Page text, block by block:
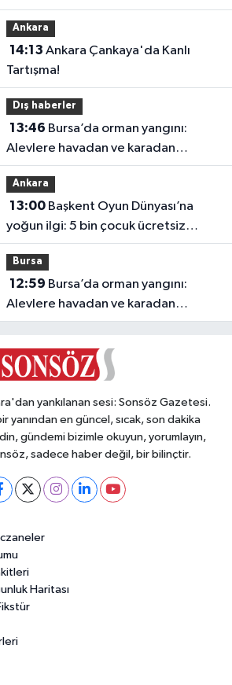
Ankara
14:13
Tartışma!
Dış haberler
13:46
Alevlere havadan ve karadan
müdahale
Ankara
13:00Başkent Oyun Dünyası’na
yoğun ilgi: 5 bin çocuk ücretsiz
yararlandı
Bursa
12:59
Alevlere havadan ve karadan
müdahale
yankılanan sesi: Sonsöz Gazetesi.
yanından en güncel, sıcak, son dakika
gündemi bizimle okuyun, yorumlayın,
sadece haber değil, bir bilinçtir.
Haritası